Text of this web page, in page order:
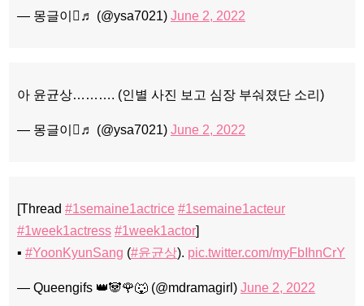
— 몽글이♬ (@ysa7021) June 2, 2022
아 윤균상………. (인별 사진 보고 심장 부숴졌단 소리)
— 몽글이♬ (@ysa7021) June 2, 2022
[Thread #1semaine1actrice #1semaine1acteur
#1week1actress #1week1actor]
▪️ #YoonKyunSang (#윤균상). pic.twitter.com/myFbIhnCrY
— Queengifs 👑🐼🌹🐺 (@mdramagirl) June 2, 2022